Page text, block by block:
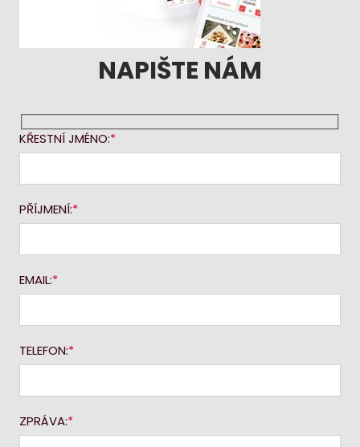
NAPIŠTE NÁM
KŘESTNÍ JMÉNO:
PŘÍJMENÍ:
EMAIL:
TELEFON:
ZPRÁVA: